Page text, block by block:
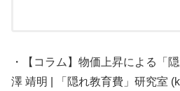
・【コラム】物価上昇による「
澤 靖明 | 「隠れ教育費」研究室